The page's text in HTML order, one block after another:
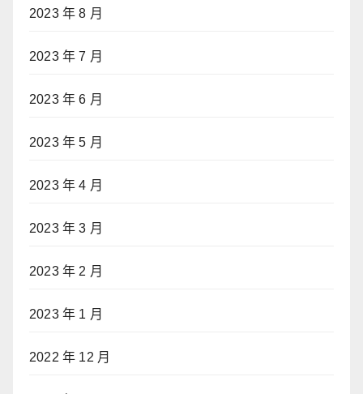
2023 年 8 月
2023 年 7 月
2023 年 6 月
2023 年 5 月
2023 年 4 月
2023 年 3 月
2023 年 2 月
2023 年 1 月
2022 年 12 月